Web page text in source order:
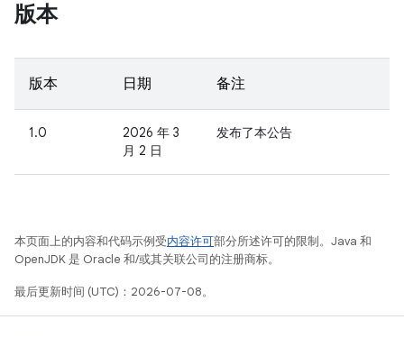
版本
版本 日期 备注
1.0
2026 年 3
月 2 日
发布了本公告
本页面上的内容和代码示例受内容许可部分所述许可的限制。Java 和
OpenJDK 是 Oracle 和/或其关联公司的注册商标。
最后更新时间 (UTC)：2026-07-08。